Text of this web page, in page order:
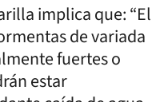
implica que: “El
de variada
fuertes o
estar